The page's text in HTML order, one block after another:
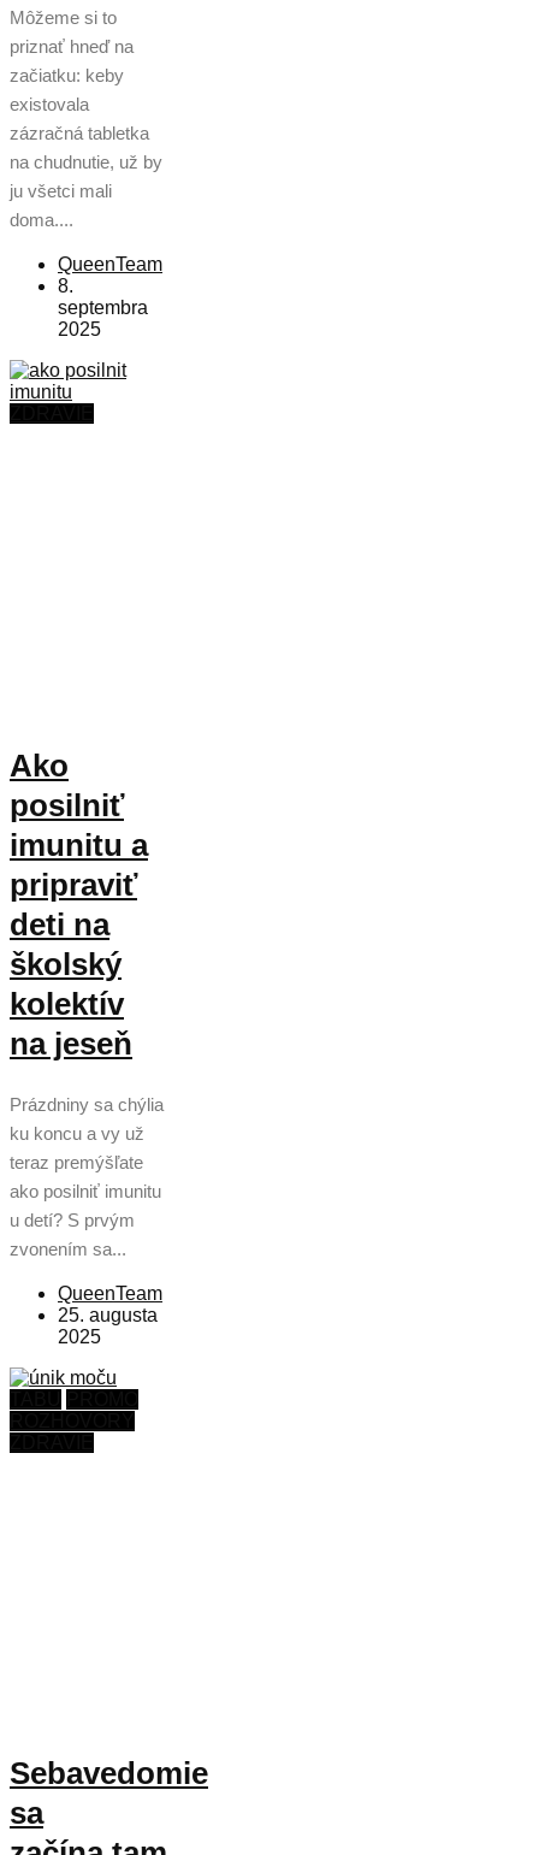
Môžeme si to
priznať hneď na
začiatku: keby
existovala
zázračná tabletka
na chudnutie, už by
ju všetci mali
doma....
QueenTeam
8.
septembra
2025
Ako
posilniť
imunitu a
pripraviť
deti na
školský
kolektív
na jeseň
Prázdniny sa chýlia
ku koncu a vy už
teraz premýšľate
ako posilniť imunitu
u detí? S prvým
zvonením sa...
QueenTeam
25. augusta
2025
Sebavedomie
sa